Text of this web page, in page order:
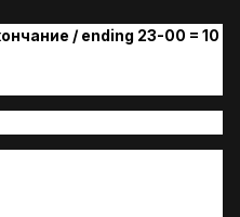
/ ending 23-00 = 10